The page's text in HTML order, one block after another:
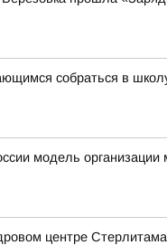
собраться в
модель
центре